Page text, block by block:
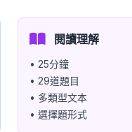
閱讀理解
• 25分鐘
• 29道題目
• 多類型文本
• 選擇題形式